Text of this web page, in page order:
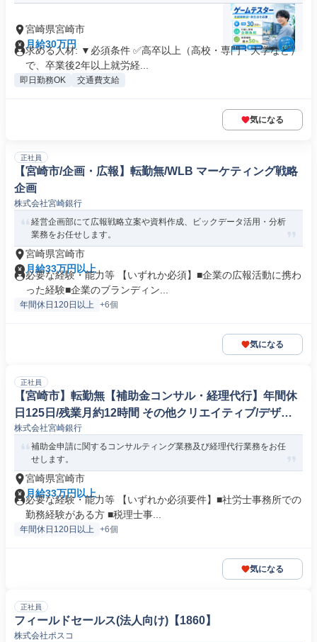
宮崎県宮崎市
月給30万円
求める人材: ▼必須条件 ✅高卒以上（高校・専門・大学など）
で、卒業後2年以上就労経...
即日勤務OK 交通費支給
気になる
正社員
【宮崎市/企画・広報】転勤無/WLB マーケティング戦略
企画
株式会社宮崎銀行
経営企画部にて広報戦略立案や資料作成、ビックデータ活用・分析
業務をお任せします。
宮崎県宮崎市
月給33万円以上
必要な経験・能力等 【いずれか必須】■企業の広報活動に携わ
った経験■企業のブランディン...
年間休日120日以上 +6個
気になる
正社員
【宮崎市】転勤無【補助金コンサル・経理代行】年間休
日125日/残業月約12時間 その他クリエイティブ/デザイ
ン職
株式会社宮崎銀行
補助金申請に関するコンサルティング業務及び経理代行業務をお任
せします。
宮崎県宮崎市
月給33万円以上
必要な経験・能力等 【いずれか必須要件】■社労士事務所での
勤務経験がある方 ■税理士事...
年間休日120日以上 +6個
気になる
正社員
フィールドセールス(法人向け)【1860】
株式会社ポスコ